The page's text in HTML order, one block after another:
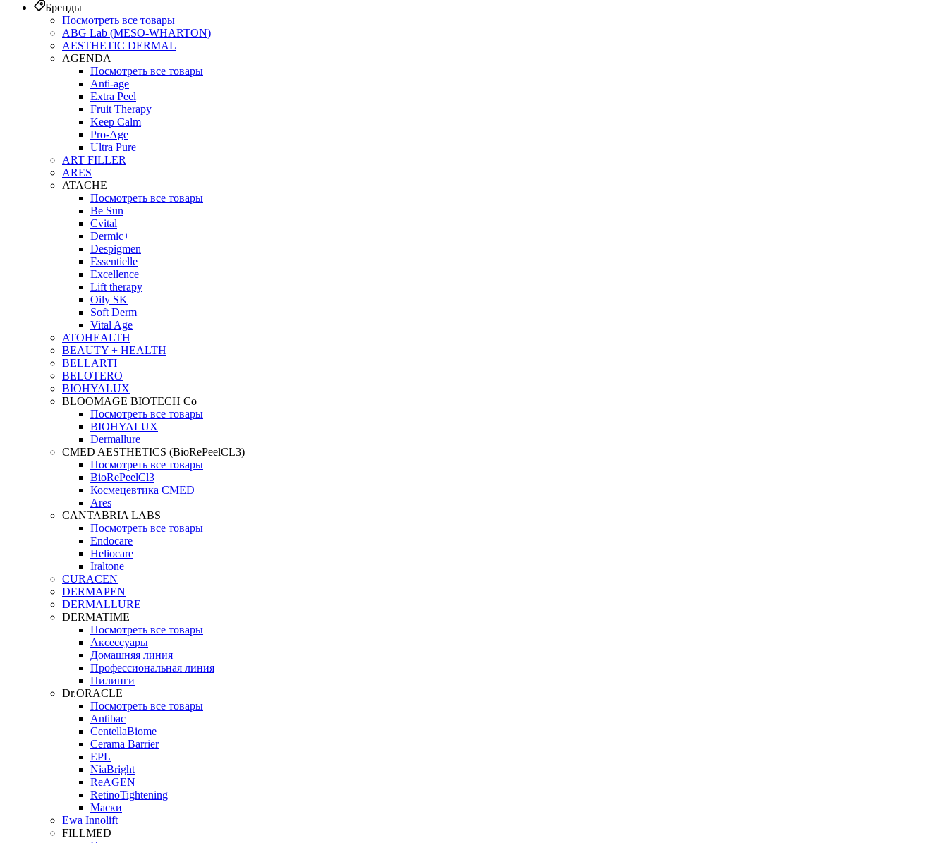
Бренды
Посмотреть все товары
ABG Lab (MESO-WHARTON)
AESTHETIC DERMAL
AGENDA
Посмотреть все товары
Anti-age
Extra Peel
Fruit Therapy
Keep Calm
Pro‑Age
Ultra Pure
ART FILLER
ARES
ATACHE
Посмотреть все товары
Be Sun
Cvital
Dermic+
Despigmen
Essentielle
Excellence
Lift therapy
Oily SK
Soft Derm
Vital Age
ATOHEALTH
BEAUTY + HEALTH
BELLARTI
BELOTERO
BIOHYALUX
BLOOMAGE BIOTECH Co
Посмотреть все товары
BIOHYALUX
Dermallure
CMED AESTHETICS (BioRePeelCL3)
Посмотреть все товары
BioRePeelCl3
Космецевтика CMED
Ares
CANTABRIA LABS
Посмотреть все товары
Endocare
Heliocare
Iraltone
CURACEN
DERMAPEN
DERMALLURE
DERMATIME
Посмотреть все товары
Аксессуары
Домашняя линия
Профессиональная линия
Пилинги
Dr.ORACLE
Посмотреть все товары
Antibac
CentellaBiome
Cerama Barrier
EPL
NiaBright
ReAGEN
RetinoTightening
Маски
Ewa Innolift
FILLMED